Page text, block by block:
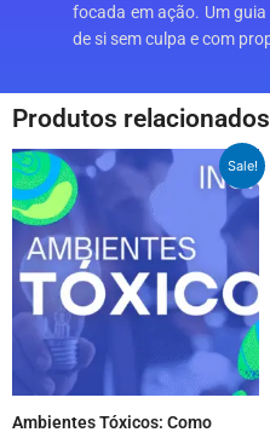
focada em ação. Um
de si sem culpa e com
Produtos relacionados
Sale!
Ambientes Tóxicos: Como